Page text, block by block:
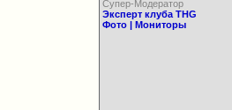
Супер-Модератор
Эксперт клуба THG
Фото | Мониторы